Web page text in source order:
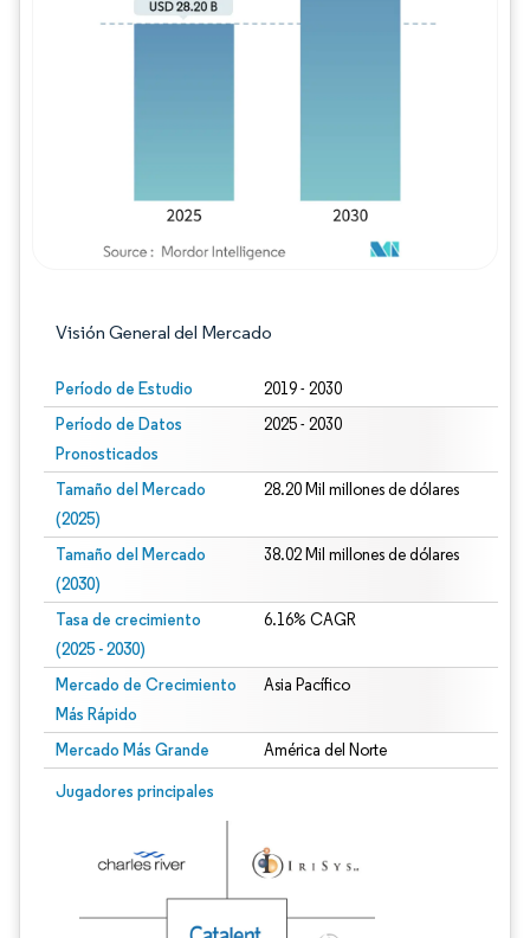
Visión General del Mercado
Período de Estudio 2019 - 2030
Período de Datos
Pronosticados
2025 - 2030
Tamaño del Mercado
(2025)
28.20 Mil millones de dólares
Tamaño del Mercado
(2030)
38.02 Mil millones de dólares
Tasa de crecimiento
(2025 - 2030)
6.16% CAGR
Mercado de Crecimiento
Más Rápido
Asia Pacífico
Mercado Más Grande América del Norte
Jugadores principales
Imagen © Mordor Intelligence. El uso requiere atribución según CC BY 4.0.